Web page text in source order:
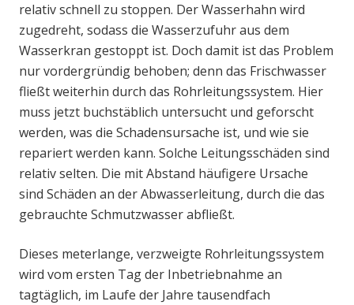
relativ schnell zu stoppen. Der Wasserhahn wird
zugedreht, sodass die Wasserzufuhr aus dem
Wasserkran gestoppt ist. Doch damit ist das Problem
nur vordergründig behoben; denn das Frischwasser
fließt weiterhin durch das Rohrleitungssystem. Hier
muss jetzt buchstäblich untersucht und geforscht
werden, was die Schadensursache ist, und wie sie
repariert werden kann. Solche Leitungsschäden sind
relativ selten. Die mit Abstand häufigere Ursache
sind Schäden an der Abwasserleitung, durch die das
gebrauchte Schmutzwasser abfließt.
Dieses meterlange, verzweigte Rohrleitungssystem
wird vom ersten Tag der Inbetriebnahme an
tagtäglich, im Laufe der Jahre tausendfach